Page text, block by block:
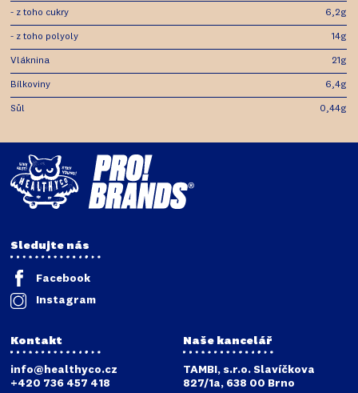
- z toho cukry 6,2g
- z toho polyoly 14g
Vláknina 21g
Bílkoviny 6,4g
Sůl 0,44g
Sledujte nás
Facebook
Instagram
Kontakt
info@healthyco.cz
+420 736 457 418
Naše kancelář
TAMBI, s.r.o. Slavíčkova
827/1a, 638 00 Brno